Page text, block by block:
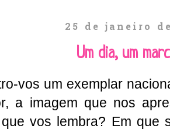
25 de janeiro
Um dia, um
vos um exemplar
a imagem que nos
vos lembra? Em que